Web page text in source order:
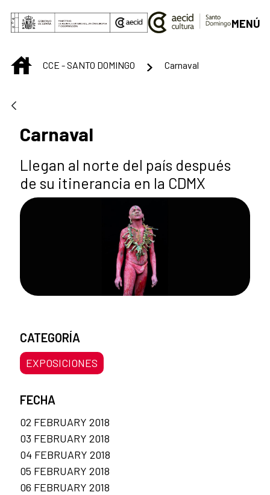
Skip to Main Content
MENÚ
INICIOCCE - SANTO DOMINGO Carnaval
Carnaval
Llegan al norte del país después
de su itinerancia en la CDMX
CATEGORÍA
EXPOSICIONES
FECHA
02 FEBRUARY 2018
03 FEBRUARY 2018
04 FEBRUARY 2018
05 FEBRUARY 2018
06 FEBRUARY 2018